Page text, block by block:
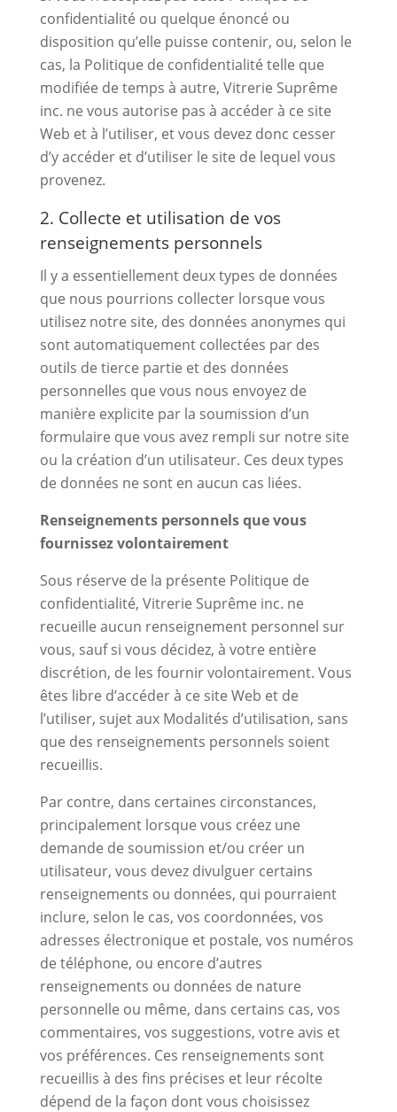
confidentialité ou quelque énoncé ou
disposition qu’elle puisse contenir, ou, selon le
cas, la Politique de confidentialité telle que
modifiée de temps à autre, Vitrerie Suprême
inc. ne vous autorise pas à accéder à ce site
Web et à l’utiliser, et vous devez donc cesser
d’y accéder et d’utiliser le site de lequel vous
provenez.
2. Collecte et utilisation de vos
renseignements personnels
Il y a essentiellement deux types de données
que nous pourrions collecter lorsque vous
utilisez notre site, des données anonymes qui
sont automatiquement collectées par des
outils de tierce partie et des données
personnelles que vous nous envoyez de
manière explicite par la soumission d’un
formulaire que vous avez rempli sur notre site
ou la création d’un utilisateur. Ces deux types
de données ne sont en aucun cas liées.
Renseignements personnels que vous
fournissez volontairement
Sous réserve de la présente Politique de
confidentialité, Vitrerie Suprême inc. ne
recueille aucun renseignement personnel sur
vous, sauf si vous décidez, à votre entière
discrétion, de les fournir volontairement. Vous
êtes libre d’accéder à ce site Web et de
l’utiliser, sujet aux Modalités d’utilisation, sans
que des renseignements personnels soient
recueillis.
Par contre, dans certaines circonstances,
principalement lorsque vous créez une
demande de soumission et/ou créer un
utilisateur, vous devez divulguer certains
renseignements ou données, qui pourraient
inclure, selon le cas, vos coordonnées, vos
adresses électronique et postale, vos numéros
de téléphone, ou encore d’autres
renseignements ou données de nature
personnelle ou même, dans certains cas, vos
commentaires, vos suggestions, votre avis et
vos préférences. Ces renseignements sont
recueillis à des fins précises et leur récolte
dépend de la façon dont vous choisissez